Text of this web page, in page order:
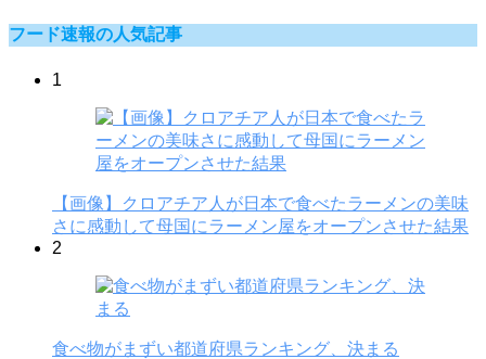
フード速報の人気記事
1
【画像】クロアチア人が日本で食べたラーメンの美味
さに感動して母国にラーメン屋をオープンさせた結果
2
食べ物がまずい都道府県ランキング、決まる